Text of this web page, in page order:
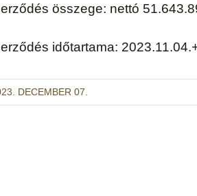
összege: nettó
időtartama:
DECEMBER 07.